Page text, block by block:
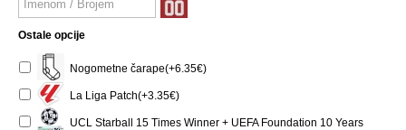
Ostale opcije
Nogometne čarape(+6.35€)
La Liga Patch(+3.35€)
UCL Starball 15 Times Winner + UEFA Foundation 10 Years